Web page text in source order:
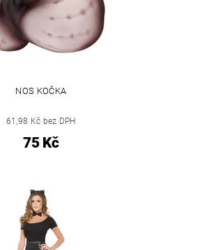
NOS KOČKA
61,98 Kč bez DPH
75 Kč